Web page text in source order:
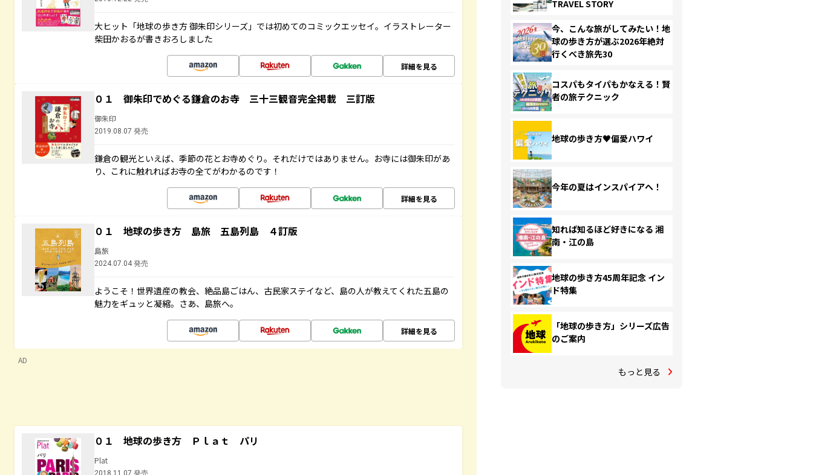
大ヒット「地球の歩き方 御朱印シリーズ」では初めてのコミックエッセイ。イラストレーター
柴田かおるが書きおろしました
詳細を見る
０１ 御朱印でめぐる鎌倉のお寺 三十三観音完全掲載 三訂版
御朱印
2019.08.07 発売
鎌倉の観光といえば、季節の花とお寺めぐり。それだけではありません。お寺には御朱印があ
り、これに触れればお寺の全てがわかるのです！
詳細を見る
０１ 地球の歩き方 島旅 五島列島 ４訂版
島旅
2024.07.04 発売
ようこそ！世界遺産の教会、絶品島ごはん、古民家ステイなど、島の人が教えてくれた五島の
魅力をギュッと凝縮。さあ、島旅へ。
詳細を見る
AD
０１ 地球の歩き方 Ｐｌａｔ パリ
Plat
2018.11.07 発売
TRAVEL STORY
今、こんな旅がしてみたい！地
球の歩き方が選ぶ2026年絶対
行くべき旅先30
コスパもタイパもかなえる！賢
者の旅テクニック
地球の歩き方♥偏愛ハワイ
今年の夏はインスパイアへ！
知れば知るほど好きになる 湘
南・江の島
地球の歩き方45周年記念 イン
ド特集
「地球の歩き方」シリーズ広告
のご案内
もっと見る